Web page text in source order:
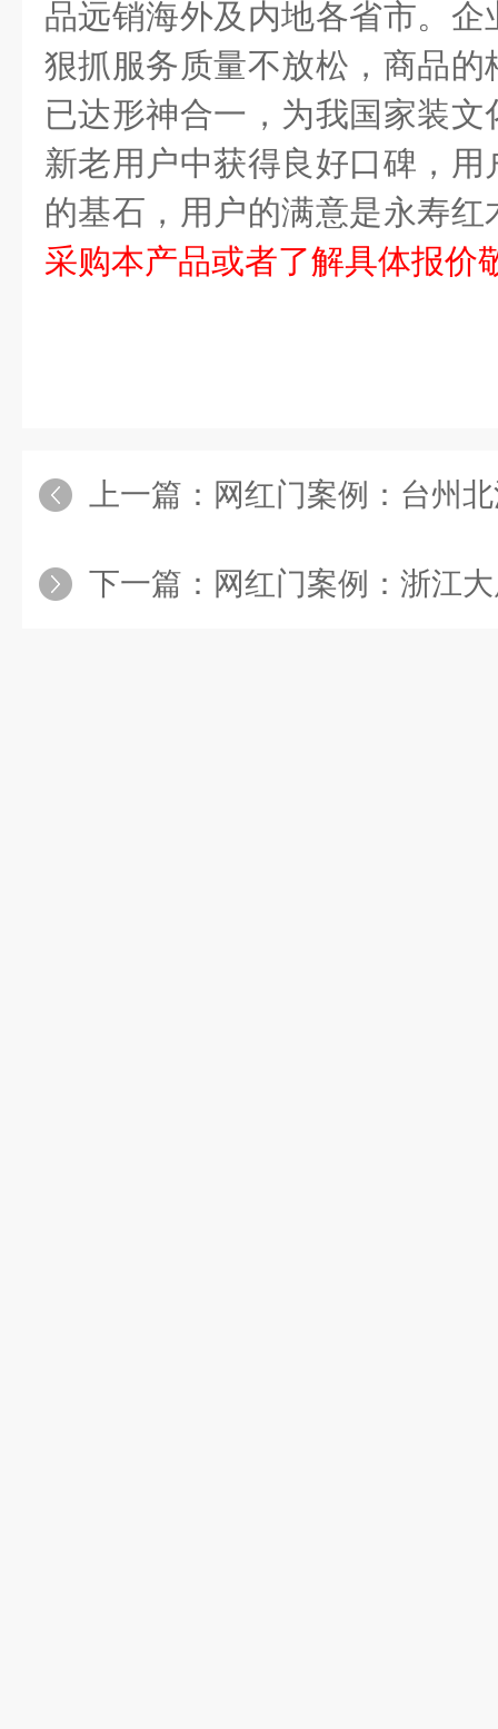
品远销海外及内地各省市。
狠抓服务质量不放松，商品
已达形神合一，为我国家装
新老用户中获得良好口碑，
的基石，用户的满意是永寿红
采购本产品或者了解具体报
上一篇： 网红门案例：台州
下一篇： 网红门案例：浙江